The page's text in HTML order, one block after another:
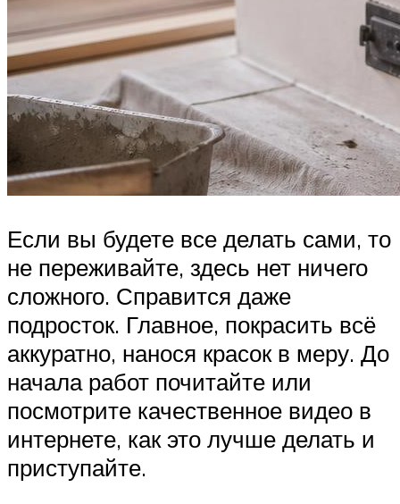
Если вы будете все делать сами, то
не переживайте, здесь нет ничего
сложного. Справится даже
подросток. Главное, покрасить всё
аккуратно, нанося красок в меру. До
начала работ почитайте или
посмотрите качественное видео в
интернете, как это лучше делать и
приступайте.